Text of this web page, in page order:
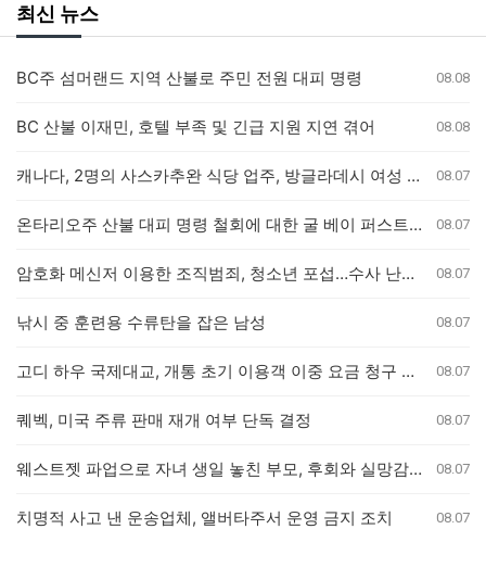
최신 뉴스
BC주 섬머랜드 지역 산불로 주민 전원 대피 명령 08.08
BC 산불 이재민, 호텔 부족 및 긴급 지원 지연 겪어 08.08
캐나다, 2명의 사스카추완 식당 업주, 방글라데시 여성 인신매매 유죄 판결 08.07
온타리오주 산불 대피 명령 철회에 대한 굴 베이 퍼스트 네이션의 강력 반발 08.07
암호화 메신저 이용한 조직범죄, 청소년 포섭…수사 난항 예고 08.07
낚시 중 훈련용 수류탄을 잡은 남성 08.07
고디 하우 국제대교, 개통 초기 이용객 이중 요금 청구 의혹 제기 08.07
퀘벡, 미국 주류 판매 재개 여부 단독 결정 08.07
웨스트젯 파업으로 자녀 생일 놓친 부모, 후회와 실망감 호소 08.07
치명적 사고 낸 운송업체, 앨버타주서 운영 금지 조치 08.07